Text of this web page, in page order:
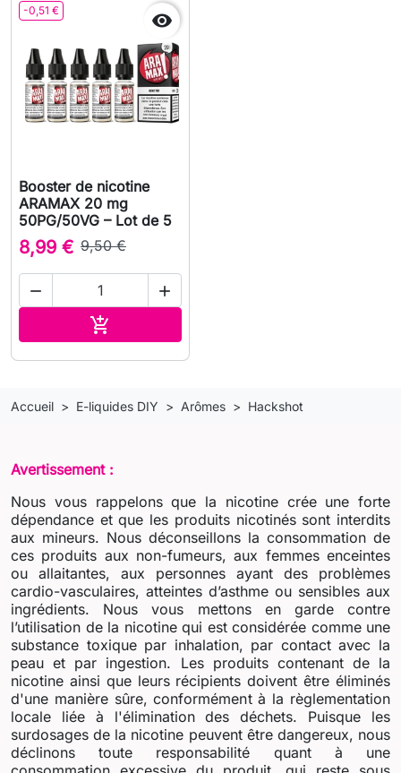
-0,51 € 
Booster de nicotine
ARAMAX 20 mg
50PG/50VG – Lot de 5
8,99 € 9,50 €
 

Accueil E-liquides DIY Arômes Hackshot
Avertissement :
Nous vous rappelons que la nicotine crée une forte
dépendance et que les produits nicotinés sont interdits
aux mineurs. Nous déconseillons la consommation de
ces produits aux non-fumeurs, aux femmes enceintes
ou allaitantes, aux personnes ayant des problèmes
cardio-vasculaires, atteintes d’asthme ou sensibles aux
ingrédients. Nous vous mettons en garde contre
l’utilisation de la nicotine qui est considérée comme une
substance toxique par inhalation, par contact avec la
peau et par ingestion. Les produits contenant de la
nicotine ainsi que leurs récipients doivent être éliminés
d'une manière sûre, conformément à la règlementation
locale liée à l'élimination des déchets. Puisque les
surdosages de la nicotine peuvent être dangereux, nous
déclinons toute responsabilité quant à une